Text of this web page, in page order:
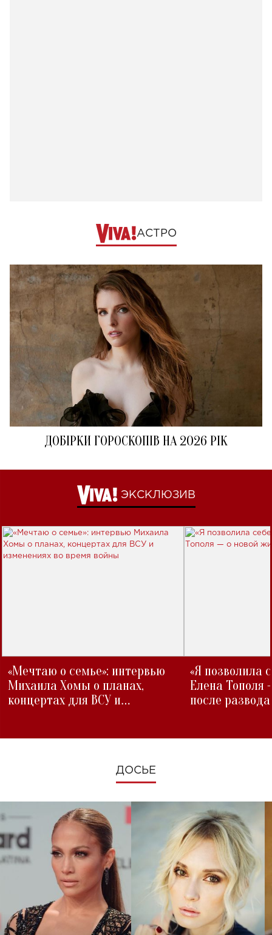
АСТРО
ДОБІРКИ ГОРОСКОПІВ НА 2026 РІК
ЭКСКЛЮЗИВ
«Мечтаю о семье»: интервью
Михаила Хомы о планах,
концертах для ВСУ и
«Я позволила
Елена Тополя
после развода
ДОСЬЕ